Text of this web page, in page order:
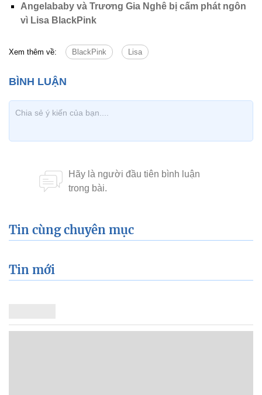
Angelababy và Trương Gia Nghê bị cấm phát ngôn
vì Lisa BlackPink
Xem thêm về: BlackPink Lisa
Tin cùng chuyên mục
Tin mới